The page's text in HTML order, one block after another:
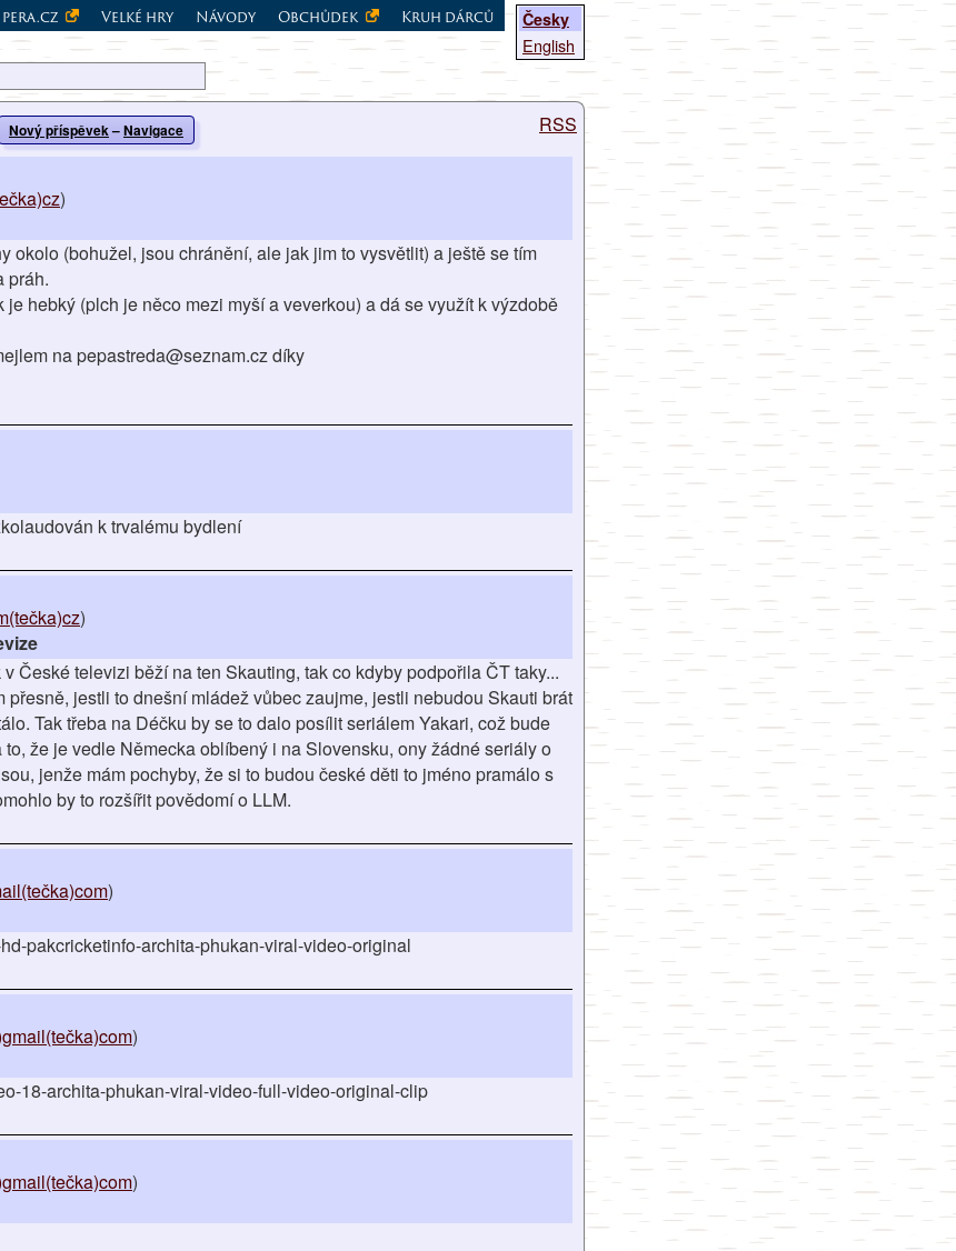
Česky
English
Velké hry Návody Obchůdek Kruh dárců
RSS
Nový příspěvek–Navigace
)
okolo (bohužel, jsou chránění, ale jak jim to vysvětlit) a ještě se tím
práh.
hebký (plch je něco mezi myší a veverkou) a dá se využít k výzdobě
na pepastreda@seznam.cz díky
k trvalému bydlení
)
České televizi běží na ten Skauting, tak co kdyby podpořila ČT taky...
jestli to dnešní mládež vůbec zaujme, jestli nebudou Skauti brát
Tak třeba na Déčku by se to dalo posílit seriálem Yakari, což bude
že je vedle Německa oblíbený i na Slovensku, ony žádné seriály o
jenže mám pochyby, že si to budou české děti to jméno pramálo s
by to rozšířit povědomí o LLM.
)
pakcricketinfo-archita-phukan-viral-video-original
)
18-archita-phukan-viral-video-full-video-original-clip
)